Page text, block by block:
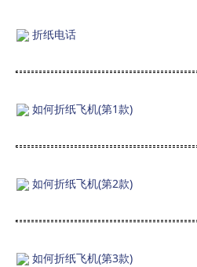
折纸电话
如何折纸飞机(第1款)
如何折纸飞机(第2款)
如何折纸飞机(第3款)